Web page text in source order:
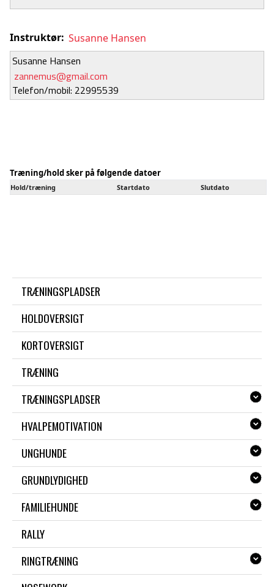
Instruktør: Susanne Hansen
Susanne Hansen
zannemus@gmail.com
Telefon/mobil: 22995539
Træning/hold sker på følgende datoer
Hold/træning Startdato Slutdato
TRÆNINGSPLADSER
HOLDOVERSIGT
KORTOVERSIGT
TRÆNING
TRÆNINGSPLADSER
HVALPEMOTIVATION
UNGHUNDE
GRUNDLYDIGHED
FAMILIEHUNDE
RALLY
RINGTRÆNING